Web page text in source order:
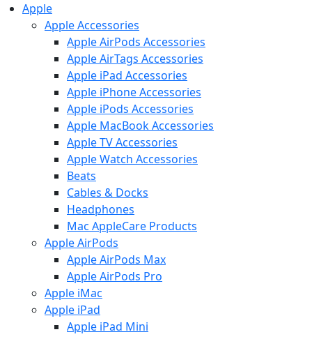
Apple
Apple Accessories
Apple AirPods Accessories
Apple AirTags Accessories
Apple iPad Accessories
Apple iPhone Accessories
Apple iPods Accessories
Apple MacBook Accessories
Apple TV Accessories
Apple Watch Accessories
Beats
Cables & Docks
Headphones
Mac AppleCare Products
Apple AirPods
Apple AirPods Max
Apple AirPods Pro
Apple iMac
Apple iPad
Apple iPad Mini